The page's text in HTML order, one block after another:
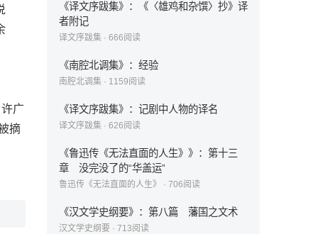
广
摘
《译文序跋集》：《〈雄鸡和杂馔〉抄》译
者附记
译文序跋集 · 666阅读
《南腔北调集》：经验
南腔北调集 · 1159阅读
《译文序跋集》：记剧中人物的译名
译文序跋集 · 626阅读
《鲁迅传《无法直面的人生》》：第十三
章 没完没了的“华盖运”
鲁迅传《无法直面的人生》 · 706阅读
《汉文学史纲要》：第八篇 藩国之文术
汉文学史纲要 · 713阅读